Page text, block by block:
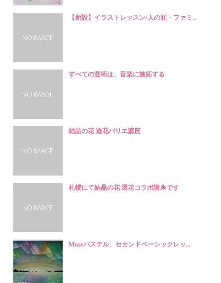
【新設】イラストレッスン/人の顔・ファミ...
すべての芸術は、音楽に嫉妬する
結晶の花 透花バリエ講座
札幌にて結晶の花 透花コラボ講座です
Museパステル、セカンドベーシックレッ...